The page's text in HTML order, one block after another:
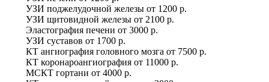
УЗИ поджелудочной железы от 1200 р.
УЗИ щитовидной железы от 2100 р.
Эластография печени от 3000 р.
УЗИ суставов от 1700 р.
КТ ангиография головного мозга от 7500 р.
КТ коронароангиография от 11000 р.
МСКТ гортани от 4000 р.